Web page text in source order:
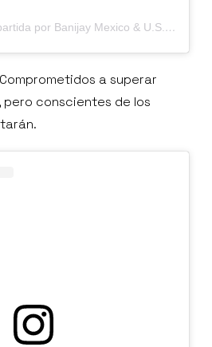
Una publicación compartida por Banijay Mexico & U.S. Hispanic (@banijaymxus)
a superar
conscientes de los